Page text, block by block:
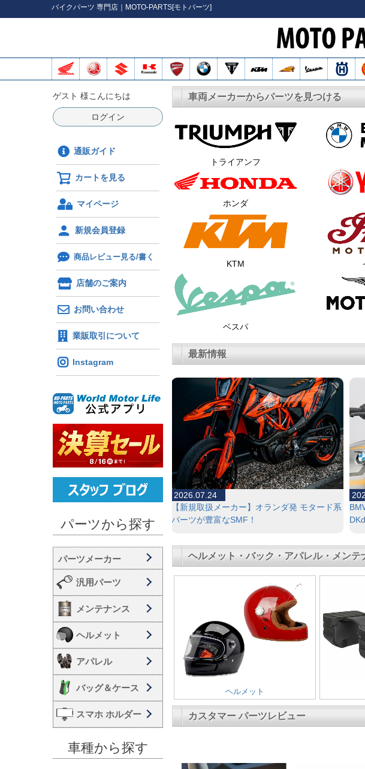
バイクパーツ 専門店｜MOTO-PARTS[モトパーツ]
ゲスト 様こんにちは
ログイン
通販ガイド
カートを見る
マイページ
新規会員登録
商品レビュー見る/書く
店舗のご案内
お問い合わせ
業販取引について
Instagram
パーツから探す
汎用パーツ
メンテナンス
ヘルメット
アパレル
バッグ＆ケース
スマホ ホルダー
車種から探す
車両メーカーからパーツを見つける
トライアンフ
ホンダ
KTM
ベスパ
最新情報
2026.07.24
【新規取扱メーカー】オランダ発 モタード系
パーツが豊富なSMF！
ヘルメット・バック・アパレル・メンテ
ヘルメット
カスタマー パーツレビュー